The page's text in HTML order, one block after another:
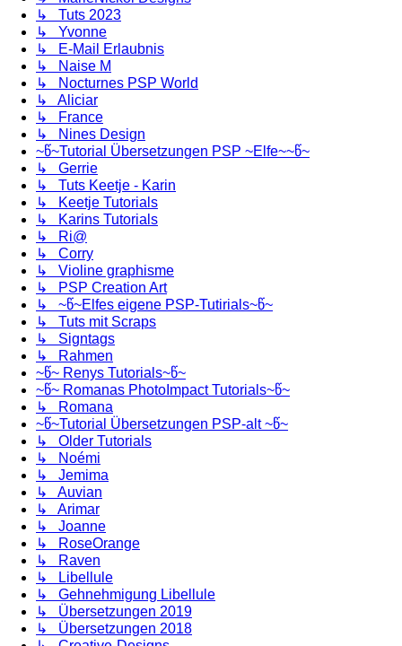
↳ Tuts 2023
↳ Yvonne
↳ E-Mail Erlaubnis
↳ Naise M
↳ Nocturnes PSP World
↳ Aliciar
↳ France
↳ Nines Design
~წ~Tutorial Übersetzungen PSP ~Elfe~~წ~
↳ Gerrie
↳ Tuts Keetje - Karin
↳ Keetje Tutorials
↳ Karins Tutorials
↳ Ri@
↳ Corry
↳ Violine graphisme
↳ PSP Creation Art
↳ ~წ~Elfes eigene PSP-Tutirials~წ~
↳ Tuts mit Scraps
↳ Signtags
↳ Rahmen
~წ~ Renys Tutorials~წ~
~წ~ Romanas PhotoImpact Tutorials~წ~
↳ Romana
~წ~Tutorial Übersetzungen PSP-alt ~წ~
↳ Older Tutorials
↳ Noémi
↳ Jemima
↳ Auvian
↳ Arimar
↳ Joanne
↳ RoseOrange
↳ Raven
↳ Libellule
↳ Gehnehmigung Libellule
↳ Übersetzungen 2019
↳ Übersetzungen 2018